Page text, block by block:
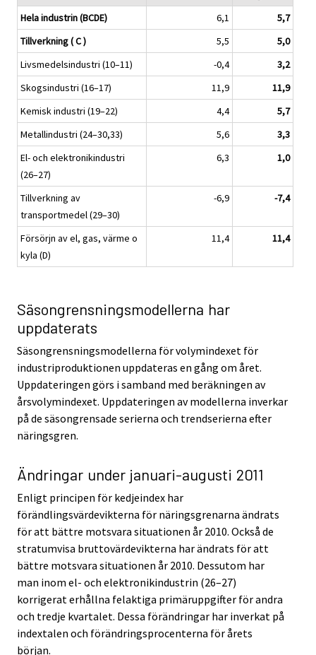
Hela industrin (BCDE)
6,1
5,7
Tillverkning ( C )
5,5
5,0
Livsmedelsindustri (10–11)
-0,4
3,2
Skogsindustri (16–17)
11,9
11,9
Kemisk industri (19–22)
4,4
5,7
Metallindustri (24–30,33)
5,6
3,3
El- och elektronikindustri
(26–27)
6,3 1,0
Tillverkning av
transportmedel (29–30)
-6,9 -7,4
Försörjn av el, gas, värme o
kyla (D)
11,4 11,4
Säsongrensningsmodellerna har
uppdaterats
Säsongrensningsmodellerna för volymindexet för
industriproduktionen uppdateras en gång om året.
Uppdateringen görs i samband med beräkningen av
årsvolymindexet. Uppdateringen av modellerna inverkar
på de säsongrensade serierna och trendserierna efter
näringsgren.
Ändringar under januari-augusti 2011
Enligt principen för kedjeindex har
förändlingsvärdevikterna för näringsgrenarna ändrats
för att bättre motsvara situationen år 2010. Också de
stratumvisa bruttovärdevikterna har ändrats för att
bättre motsvara situationen år 2010. Dessutom har
man inom el- och elektronikindustrin (26–27)
korrigerat erhållna felaktiga primäruppgifter för andra
och tredje kvartalet. Dessa förändringar har inverkat på
indextalen och förändringsprocenterna för årets
början.